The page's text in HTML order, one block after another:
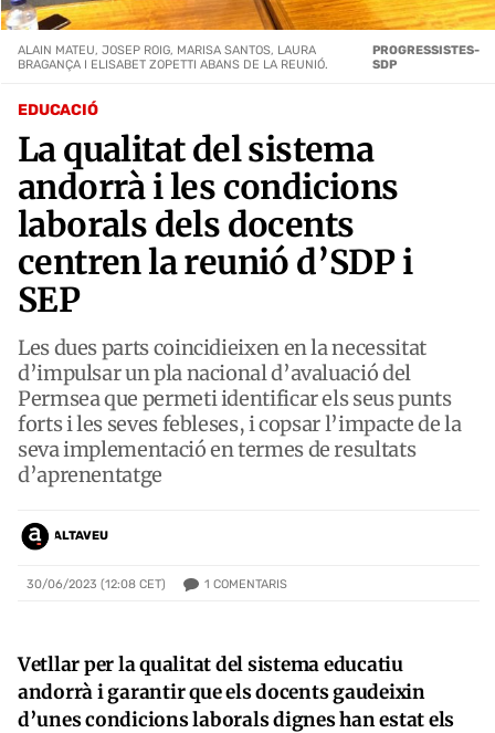
EDUCACIÓ
La qualitat del sistema
andorrà i les condicions
laborals dels docents
centren la reunió d’SDP i
SEP
Les dues parts coincidieixen en la necessitat
d’impulsar un pla nacional d’avaluació del
Permsea que permeti identificar els seus punts
forts i les seves febleses, i copsar l’impacte de la
seva implementació en termes de resultats
d’aprenentatge
ALTAVEU
30/06/2023 (12:08 CET) 1 COMENTARIS
ALAIN MATEU, JOSEP ROIG, MARISA SANTOS, LAURA
BRAGANÇA I ELISABET ZOPETTI ABANS DE LA REUNIÓ.
PROGRESSISTES-
SDP
Vetllar per la qualitat del sistema educatiu
andorrà i garantir que els docents gaudeixin
d’unes condicions laborals dignes han estat els